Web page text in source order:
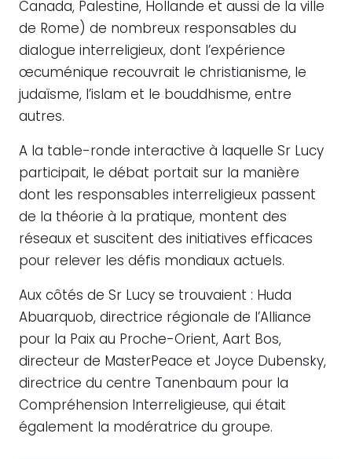
Canada, Palestine, Hollande et aussi de la ville
de Rome) de nombreux responsables du
dialogue interreligieux, dont l’expérience
œcuménique recouvrait le christianisme, le
judaïsme, l’islam et le bouddhisme, entre
autres.
A la table-ronde interactive à laquelle Sr Lucy
participait, le débat portait sur la manière
dont les responsables interreligieux passent
de la théorie à la pratique, montent des
réseaux et suscitent des initiatives efficaces
pour relever les défis mondiaux actuels.
Aux côtés de Sr Lucy se trouvaient : Huda
Abuarquob, directrice régionale de l’Alliance
pour la Paix au Proche-Orient, Aart Bos,
directeur de MasterPeace et Joyce Dubensky,
directrice du centre Tanenbaum pour la
Compréhension Interreligieuse, qui était
également la modératrice du groupe.